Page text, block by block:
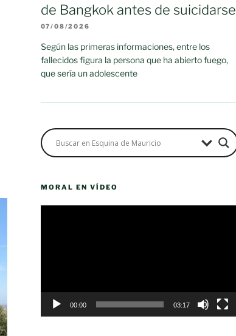
de Bangkok antes de suicidarse
07/08/2026
Según las primeras informaciones, entre los
fallecidos figura la persona que ha abierto fuego,
que sería un adolescente
MORAL EN VÍDEO
00:00 03:17